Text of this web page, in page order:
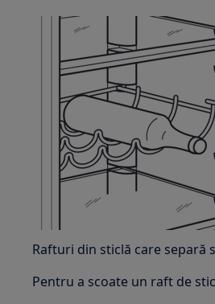
Rafturi din sticlă care separă
Pentru a scoate un raft de